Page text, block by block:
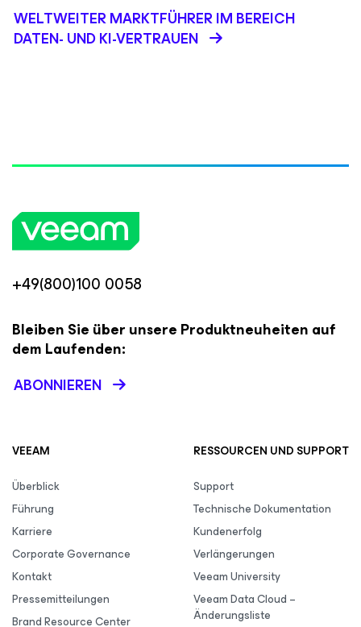
WELTWEITER MARKTFÜHRER IM BEREICH
DATEN- UND KI-VERTRAUEN
+49(800)100 0058
Bleiben Sie über unsere Produktneuheiten auf
dem Laufenden:
ABONNIEREN
VEEAM
Überblick
Führung
Karriere
Corporate Governance
Kontakt
Pressemitteilungen
Brand Resource Center
RESSOURCEN UND SUPPORT
Support
Technische Dokumentation
Kundenerfolg
Verlängerungen
Veeam University
Veeam Data Cloud –
Änderungsliste